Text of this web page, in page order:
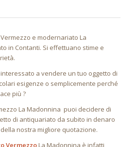
e modernariato La
in Contanti. Si effettuano stime e
a vendere un tuo oggetto di
esigenze o semplicemente perché
più ?
La Madonnina puoi decidere di
di antiquariato da subito in denaro
nostra migliore quotazione.
VermezzoLa Madonnina è infatti